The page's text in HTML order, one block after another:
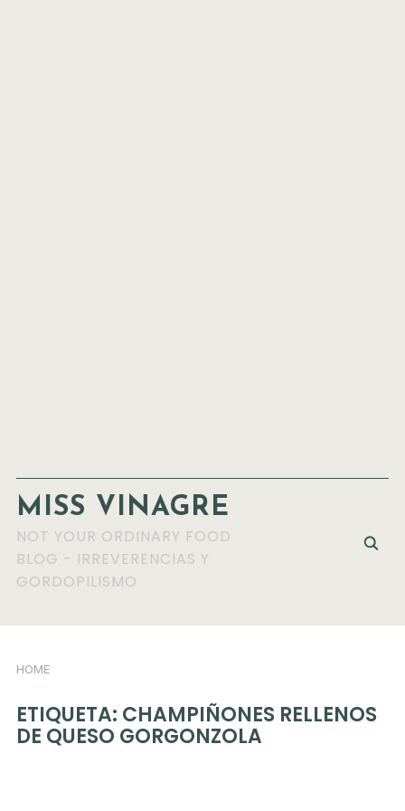
MISS VINAGRE
NOT YOUR ORDINARY FOOD
BLOG - IRREVERENCIAS Y
GORDOPILISMO
HOME
ETIQUETA: CHAMPIÑONES RELLENOS
DE QUESO GORGONZOLA